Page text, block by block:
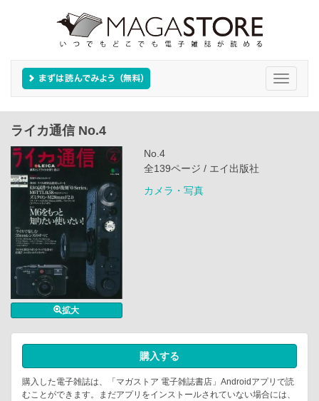
Toggle
ライカ通信 No.4
拡大
No.4
全139ページ / エイ出版社
カメラ・写真
購入する
購入した電子雑誌は、「マガストア 電子雑誌書店」Androidアプリで読
むことができます。まだアプリをインストールされていない場合には、